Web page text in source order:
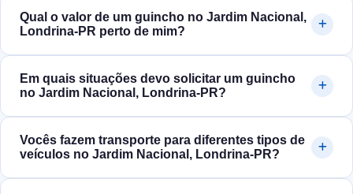
Qual o valor de um guincho no Jardim Nacional,
Londrina‑PR perto de mim?
Em quais situações devo solicitar um guincho
no Jardim Nacional, Londrina‑PR?
Vocês fazem transporte para diferentes tipos de
veículos no Jardim Nacional, Londrina‑PR?